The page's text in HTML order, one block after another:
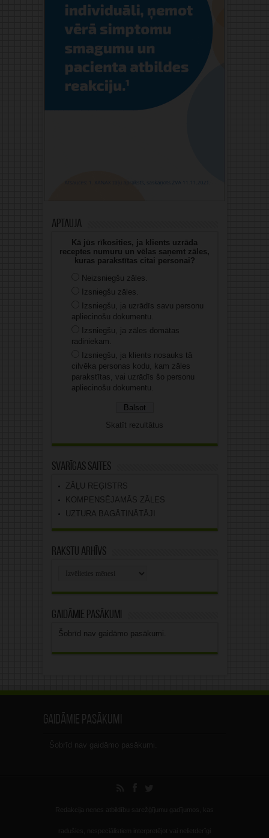
Aptauja
Kā jūs rīkosities, ja klients uzrāda
receptes numuru un vēlas saņemt zāles,
kuras parakstītas citai personai?
Neizsniegšu zāles.
Izsniegšu zāles.
Izsniegšu, ja uzrādīs savu personu
apliecinošu dokumentu.
Izsniegšu, ja zāles domātas
radiniekam.
Izsniegšu, ja klients nosauks tā
cilvēka personas kodu, kam zāles
parakstītas, vai uzrādīs šo personu
apliecinošu dokumentu.
Skatīt rezultātus
Svarīgas saites
ZĀĻU REĢISTRS
KOMPENSĒJAMĀS ZĀLES
UZTURA BAGĀTINĀTĀJI
Rakstu arhīvs
Gaidāmie pasākumi
Šobrīd nav gaidāmo pasākumi.
Gaidāmie pasākumi
Šobrīd nav gaidāmo pasākumi.
Redakcija nenes atbildību sarežģījumu gadījumos, kas